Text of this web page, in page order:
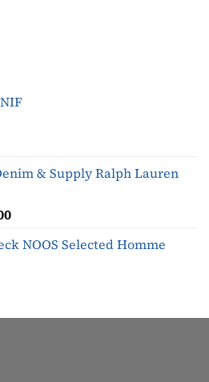
& Supply Ralph Lauren
Huidige
is:NOOS Selected Homme